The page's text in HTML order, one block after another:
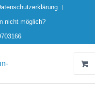
nicht möglich?